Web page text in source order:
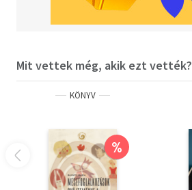
Mit vettek még, akik ezt vették?
KÖNYV
%